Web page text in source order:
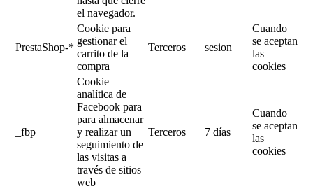
el navegador.
PrestaShop-*
Cookie para
gestionar el
carrito de la
compra
Terceros sesion
Cuando
se aceptan
las
cookies
_fbp
Cookie
analítica de
Facebook para
para almacenar
y realizar un
seguimiento de
las visitas a
través de sitios
web
Terceros 7 días
Cuando
se aceptan
las
cookies